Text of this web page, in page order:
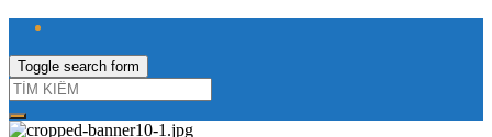
Toggle search form